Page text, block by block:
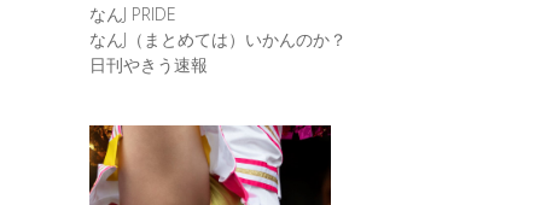
なんJ PRIDE
なんJ（まとめては）いかんのか？
日刊やきう速報